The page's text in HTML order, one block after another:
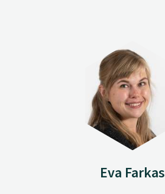
Eva Farkas